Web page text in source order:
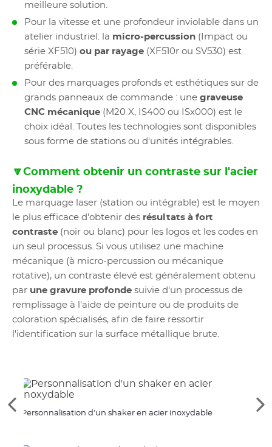
meilleure solution.
Pour la vitesse et une profondeur inviolable dans un
atelier industriel: la micro-percussion (Impact ou
série XF510) ou par rayage (XF510r ou SV530) est
préférable.
Pour des marquages profonds et esthétiques sur de
grands panneaux de commande : une graveuse
CNC mécanique (M20 X, IS400 ou ISx000) est le
choix idéal. Toutes les technologies sont disponibles
sous forme de stations ou d'unités intégrables.
🔽Comment obtenir un contraste sur l'acier
inoxydable ?
Le marquage laser (station ou intégrable) est le moyen
le plus efficace d'obtenir des résultats à fort
contraste (noir ou blanc) pour les logos et les codes en
un seul processus. Si vous utilisez une machine
mécanique (à micro-percussion ou mécanique
rotative), un contraste élevé est généralement obtenu
par une gravure profonde suivie d'un processus de
remplissage à l'aide de peinture ou de produits de
coloration spécialisés, afin de faire ressortir
l'identification sur la surface métallique brute.
Voir
Personnalisation d'un shaker en acier inoxydable